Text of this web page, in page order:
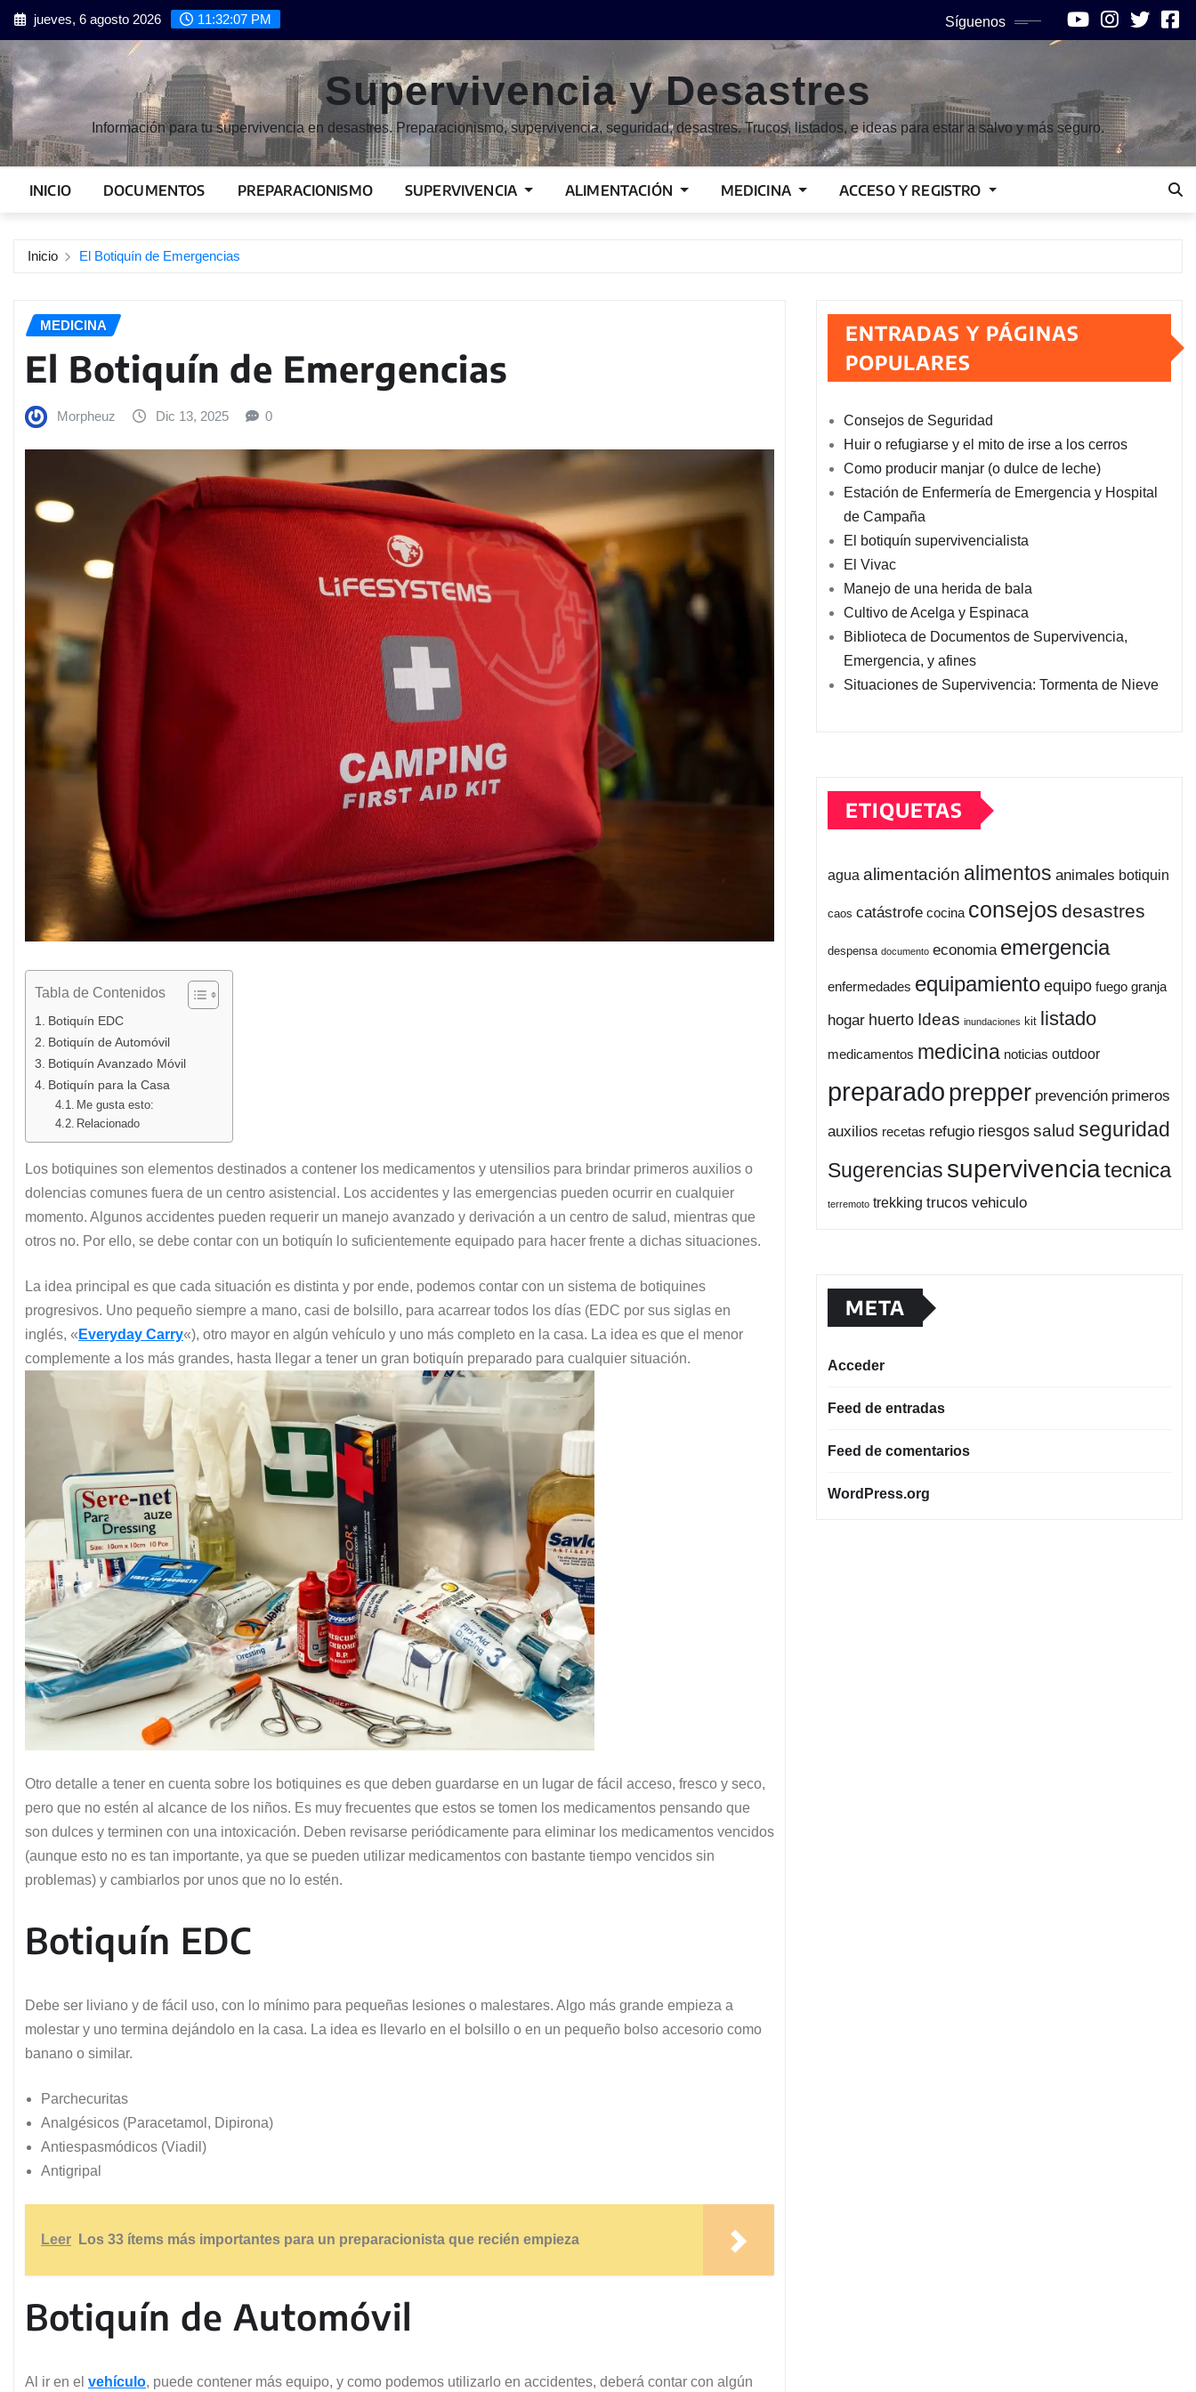
Saltar
contenido
jueves, 6 agosto 2026 11:32:09 PM Síguenos
Supervivencia y Desastres
Información para tu supervivencia en desastres. Preparacionismo, supervivencia, seguridad, desastres. Trucos, listados, e ideas para estar a salvo y más seguro.
INICIO DOCUMENTOS PREPARACIONISMO SUPERVIVENCIA ALIMENTACIÓN MEDICINA ACCESO Y REGISTRO
Inicio El Botiquín de Emergencias
MEDICINA
El Botiquín de Emergencias
Morpheuz Dic 13, 2025 0
Tabla de Contenidos
Botiquín EDC
Botiquín de Automóvil
Botiquín Avanzado Móvil
Botiquín para la Casa
Me gusta esto:
Relacionado
Los botiquines son elementos destinados a contener los medicamentos y utensilios para brindar primeros auxilios o
dolencias comunes fuera de un centro asistencial. Los accidentes y las emergencias pueden ocurrir en cualquier
momento. Algunos accidentes pueden requerir un manejo avanzado y derivación a un centro de salud, mientras que
otros no. Por ello, se debe contar con un botiquín lo suficientemente equipado para hacer frente a dichas situaciones.
La idea principal es que cada situación es distinta y por ende, podemos contar con un sistema de botiquines
progresivos. Uno pequeño siempre a mano, casi de bolsillo, para acarrear todos los días (EDC por sus siglas en
inglés, « Everyday Carry«), otro mayor en algún vehículo y uno más completo en la casa. La idea es que el menor
complemente a los más grandes, hasta llegar a tener un gran botiquín preparado para cualquier situación.
Otro detalle a tener en cuenta sobre los botiquines es que deben guardarse en un lugar de fácil acceso, fresco y seco,
pero que no estén al alcance de los niños. Es muy frecuentes que estos se tomen los medicamentos pensando que
son dulces y terminen con una intoxicación. Deben revisarse periódicamente para eliminar los medicamentos vencidos
(aunque esto no es tan importante, ya que se pueden utilizar medicamentos con bastante tiempo vencidos sin
problemas) y cambiarlos por unos que no lo estén.
Botiquín EDC
Debe ser liviano y de fácil uso, con lo mínimo para pequeñas lesiones o malestares. Algo más grande empieza a
molestar y uno termina dejándolo en la casa. La idea es llevarlo en el bolsillo o en un pequeño bolso accesorio como
banano o similar.
Parchecuritas
Analgésicos (Paracetamol, Dipirona)
Antiespasmódicos (Viadil)
Antigripal
Leer Los 33 ítems más importantes para un preparacionista que recién empieza
Botiquín de Automóvil
Al ir en el vehículo, puede contener más equipo, y como podemos utilizarlo en accidentes, deberá contar con algún
ENTRADAS Y PÁGINAS
POPULARES
Consejos de Seguridad
Huir o refugiarse y el mito de irse a los cerros
Como producir manjar (o dulce de leche)
Estación de Enfermería de Emergencia y Hospital
de Campaña
El botiquín supervivencialista
El Vivac
Manejo de una herida de bala
Cultivo de Acelga y Espinaca
Biblioteca de Documentos de Supervivencia,
Emergencia, y afines
Situaciones de Supervivencia: Tormenta de Nieve
ETIQUETAS
agua alimentación alimentos animales botiquin
caos catástrofe cocina consejos desastres
despensa documento economia emergencia
enfermedades equipamiento equipo fuego granja
hogar huerto Ideas inundaciones kit listado
medicamentos medicina noticias outdoor
preparadoprepper prevención primeros
auxilios recetas refugio riesgos salud seguridad
Sugerencias supervivenciatecnica
terremoto trekking trucos vehiculo
META
Acceder
Feed de entradas
Feed de comentarios
WordPress.org